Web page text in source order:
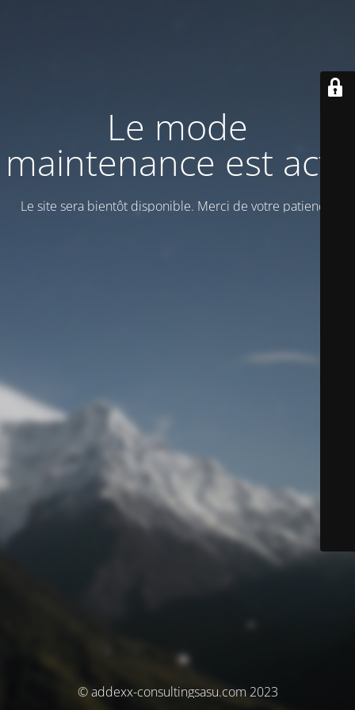
Le mode
maintenance est actif
Le site sera bientôt disponible. Merci de votre patience!
© addexx-consultingsasu.com 2023